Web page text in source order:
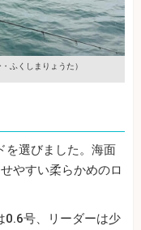
ふくしまりょうた）
を選びました。海面
やすい柔らかめのロ
0.6号、リーダーは少